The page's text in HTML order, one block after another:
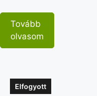
Tovább
olvasom
Elfogyott